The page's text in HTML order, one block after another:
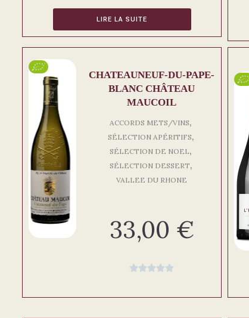
LIRE LA SUITE
CHATEAUNEUF-DU-PAPE-
BLANC CHÂTEAU
MAUCOIL
ACCORDS METS/VINS,
SÉLECTION APÉRITIFS,
SÉLECTION DE NOEL,
SÉLECTION DESSERT,
VALLEE DU RHONE
33,00 €
